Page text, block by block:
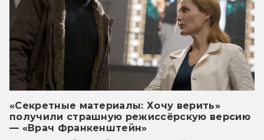
«Секретные материалы: Хочу верить»
получили страшную режиссёрскую версию
— «Врач Франкенштейн»